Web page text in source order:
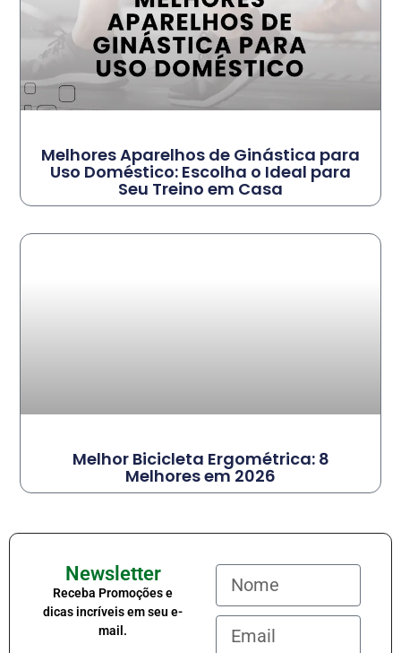
Melhores Aparelhos de Ginástica para
Uso Doméstico: Escolha o Ideal para
Seu Treino em Casa
Melhor Bicicleta Ergométrica: 8
Melhores em 2026
Newsletter
Receba Promoções e
dicas incríveis em seu e-
mail.